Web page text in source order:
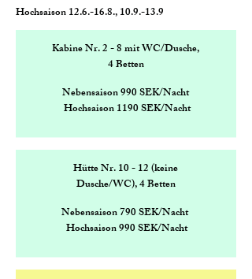
Hochsaison 12.6.-16.8., 10.9.-13.9
Kabine Nr. 2 - 8 mit WC/Dusche,
4 Betten
Nebensaison 990 SEK/Nacht
Hochsaison 1190 SEK/Nacht
Hütte Nr. 10 - 12 (keine
Dusche/WC), 4 Betten
Nebensaison 790 SEK/Nacht
Hochsaison 990 SEK/Nacht